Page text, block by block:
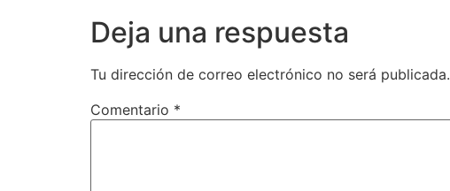
Deja una respuesta
Tu dirección de correo electrónico no será publicada.
Comentario *